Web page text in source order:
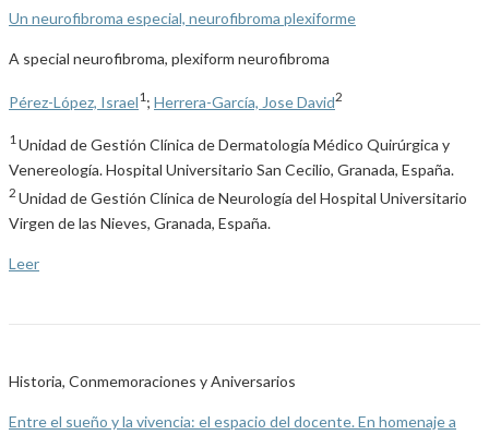
Un neurofibroma especial, neurofibroma plexiforme
A special neurofibroma, plexiform neurofibroma
Pérez-López, Israel1 ; Herrera-García, Jose David2
1 Unidad de Gestión Clínica de Dermatología Médico Quirúrgica y
Venereología. Hospital Universitario San Cecilio, Granada, España.
2 Unidad de Gestión Clínica de Neurología del Hospital Universitario
Virgen de las Nieves, Granada, España.
Leer
Historia, Conmemoraciones y Aniversarios
Entre el sueño y la vivencia: el espacio del docente. En homenaje a